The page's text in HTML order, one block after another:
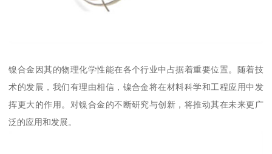
镍合金因其的物理化学性能在各个行业中占据着重要位置。随着技
术的发展，我们有理由相信，镍合金将在材料科学和工程应用中发
挥更大的作用。对镍合金的不断研究与创新，将推动其在未来更广
泛的应用和发展。